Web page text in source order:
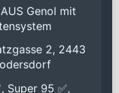
Genol mit
2, 2443
Super 95 ✅,